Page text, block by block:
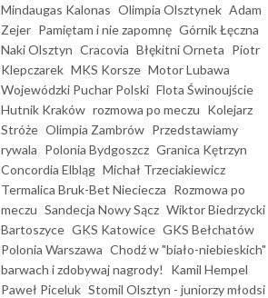
Mindaugas Kalonas Olimpia Olsztynek Adam
Zejer Pamiętam i nie zapomnę Górnik Łęczna
Naki Olsztyn Cracovia Błękitni Orneta Piotr
Klepczarek MKS Korsze Motor Lubawa
Wojewódzki Puchar Polski Flota Świnoujście
Hutnik Kraków rozmowa po meczu Kolejarz
Stróże Olimpia Zambrów Przedstawiamy
rywala Polonia Bydgoszcz Granica Kętrzyn
Concordia Elbląg Michał Trzeciakiewicz
Termalica Bruk-Bet Nieciecza Rozmowa po
meczu Sandecja Nowy Sącz Wiktor Biedrzycki
Bartoszyce GKS Katowice GKS Bełchatów
Polonia Warszawa Chodź w "biało-niebieskich"
barwach i zdobywaj nagrody!
Kamil Hempel
Paweł Piceluk Stomil Olsztyn - juniorzy młodsi